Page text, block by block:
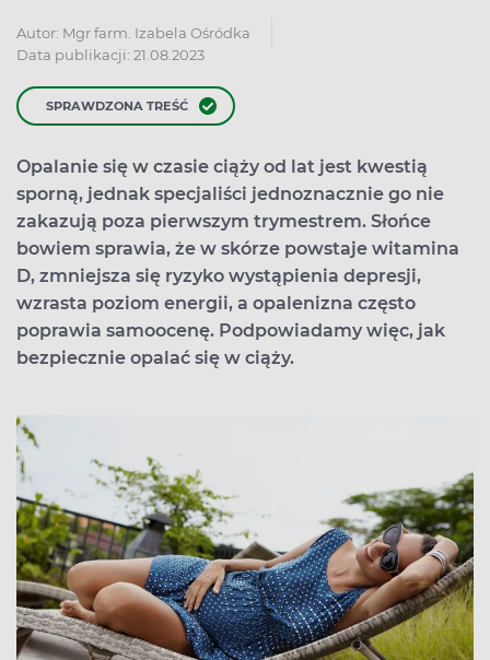
Autor: Mgr farm. Izabela Ośródka
Data publikacji: 21.08.2023
SPRAWDZONA TREŚĆ
Opalanie się w czasie ciąży od lat jest kwestią
sporną, jednak specjaliści jednoznacznie go nie
zakazują poza pierwszym trymestrem. Słońce
bowiem sprawia, że w skórze powstaje witamina
D, zmniejsza się ryzyko wystąpienia depresji,
wzrasta poziom energii, a opalenizna często
poprawia samoocenę. Podpowiadamy więc, jak
bezpiecznie opalać się w ciąży.